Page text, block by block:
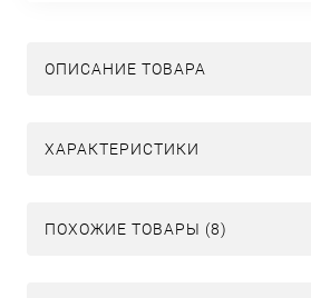
ОПИСАНИЕ ТОВАРА
ХАРАКТЕРИСТИКИ
ПОХОЖИЕ ТОВАРЫ (8)